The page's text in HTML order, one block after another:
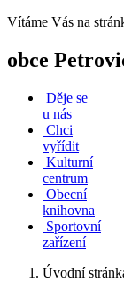
Vítáme Vás na
obce
Děje se
u nás
Chci
vyřídit
Kulturní
centrum
Obecní
knihovna
Sportovní
zařízení
Úvodní